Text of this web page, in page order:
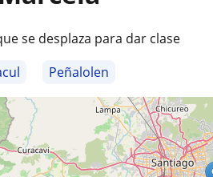
se desplaza para dar clase
Peñalolen